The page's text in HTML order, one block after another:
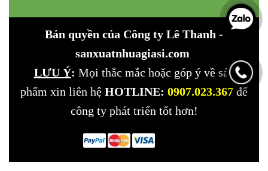
Bản quyền của Công ty Lê Thanh -
sanxuatnhuagiasi.com
LƯU Ý: Mọi thắc mắc hoặc góp ý về sản
phẩm xin liên hệ HOTLINE: 0907.023.367 để
công ty phát triển tốt hơn!